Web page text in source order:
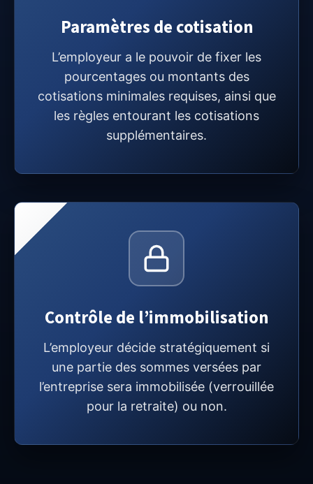
Paramètres de cotisation
L’employeur a le pouvoir de fixer les
pourcentages ou montants des
cotisations minimales requises, ainsi que
les règles entourant les cotisations
supplémentaires.
Contrôle de l’immobilisation
L’employeur décide stratégiquement si
une partie des sommes versées par
l’entreprise sera immobilisée (verrouillée
pour la retraite) ou non.